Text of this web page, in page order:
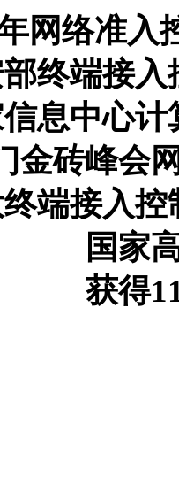
网络准入
终端接
息中心
金砖峰会
端接入
国家
获得